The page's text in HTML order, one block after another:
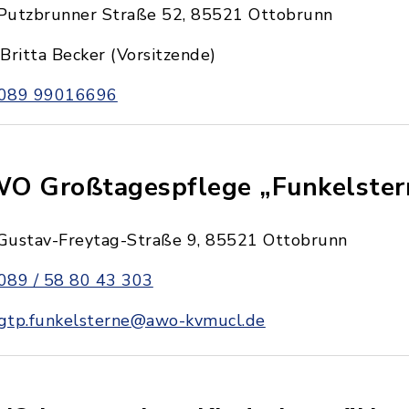
Straße 52, 85521 Ottobrunn
Becker (Vorsitzende)
99016696
Großtagespflege
Freytag-Straße 9, 85521 Ottobrunn
/ 58 80 43 303
kvmucl.de